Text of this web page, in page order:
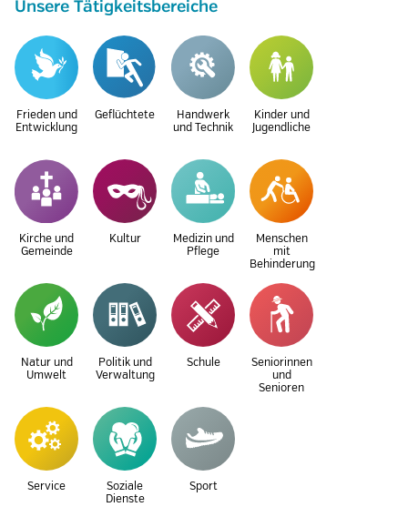
Unsere Tätigkeitsbereiche
Frieden und
Entwicklung
Geflüchtete
Handwerk
und Technik
Kinder und
Jugendliche
Kirche und
Gemeinde
Kultur
Medizin und
Pflege
Menschen
mit
Behinderung
Natur und
Umwelt
Politik und
Verwaltung
Schule
Seniorinnen
und
Senioren
Service
Soziale
Dienste
Sport